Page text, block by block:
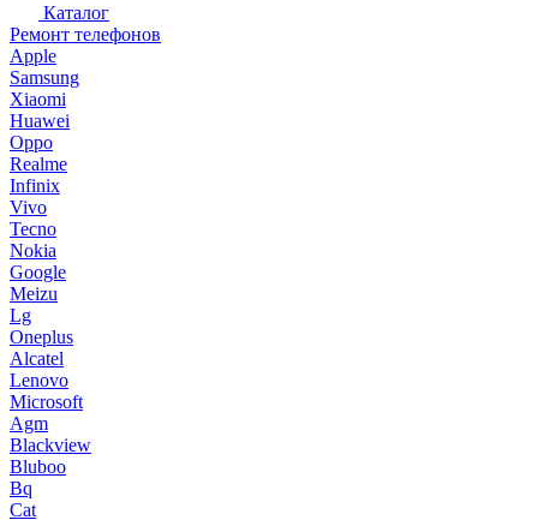
Каталог
Ремонт телефонов
Apple
Samsung
Xiaomi
Huawei
Oppo
Realme
Infinix
Vivo
Tecno
Nokia
Google
Meizu
Lg
Oneplus
Alcatel
Lenovo
Microsoft
Agm
Blackview
Bluboo
Bq
Cat